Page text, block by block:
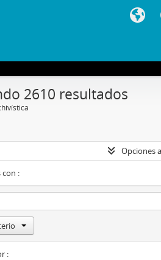
2610 resultados
Opciones
:
: